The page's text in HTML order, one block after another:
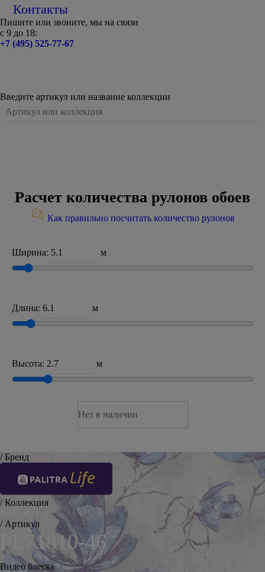
Контакты
Пишите или звоните, мы на связи
с 9 до 18:
+7 (495) 525-77-67
Введите артикул или название коллекции
Расчет количества рулонов обоев
Как правильно посчитать количество рулонов
Ширина: м
Длина: м
Высота: м
Нет в наличии
/ Бренд
/ Коллекция
/ Артикул
PL71810-46
Видео блеска